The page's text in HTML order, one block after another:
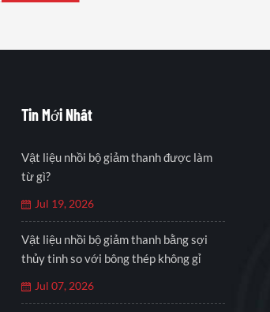
Tin Mới Nhất
Vật liệu nhồi bộ giảm thanh được làm
từ gì?
Jul 19, 2026
Vật liệu nhồi bộ giảm thanh bằng sợi
thủy tinh so với bông thép không gỉ
Jul 07, 2026